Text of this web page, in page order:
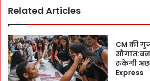
र
P
प
हुँ
च
ल्द
र
द
र्शी
इं
Related Articles
CM की
रुकेगी
Express